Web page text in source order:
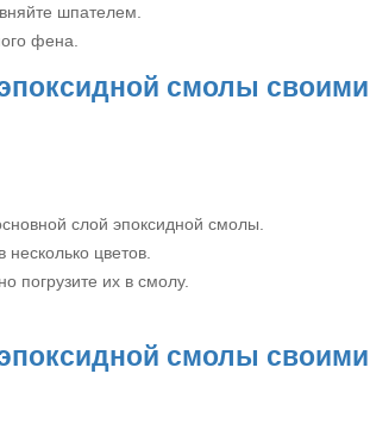
шпателем.
фена.
слой эпоксидной смолы.
цветов.
погрузите их в смолу.